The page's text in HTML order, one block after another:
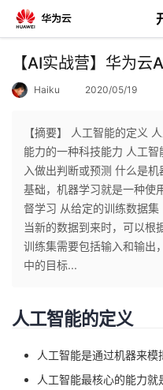
返
个
人
主
我
的
者
【AI实战营】华为
Haiku 2020/05/19
【摘要】 人工智能的定义
能力的一种科技能力 人工
入做出判断或预测 什么是
基础，机器学习就是一种使
督学习 从给定的训练数据集
当新的数据到来时，可以根
训练集需要包括输入和输出
中的目标...
人工智能的定义
人工智能是通过机器来
人工智能最核心的能力